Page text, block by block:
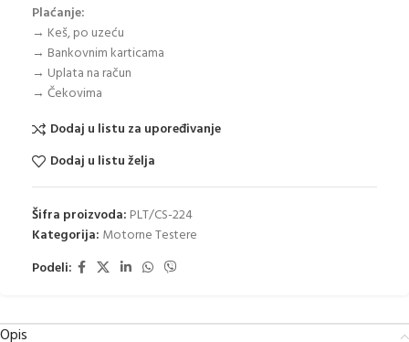
Plaćanje:
→ Keš, po uzeću
→ Bankovnim karticama
→ Uplata na račun
→ Čekovima
Dodaj u listu za upoređivanje
Dodaj u listu želja
Šifra proizvoda: PLT/CS-224
Kategorija: Motorne Testere
Podeli:
Opis